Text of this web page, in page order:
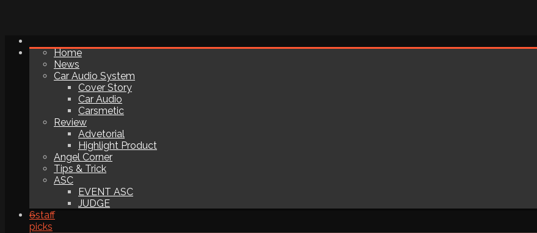
Home
News
Car Audio System
Cover Story
Car Audio
Carsmetic
Review
Advetorial
Highlight Product
Angel Corner
Tips & Trick
ASC
EVENT ASC
JUDGE
6staff
picks